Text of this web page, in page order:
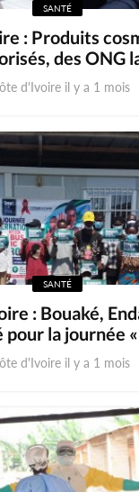
SANTÉ
: Produits
des ONG
d'Ivoire il y a 1 mois
SANTÉ
: Bouaké,
pour la journée «
d'Ivoire il y a 1 mois